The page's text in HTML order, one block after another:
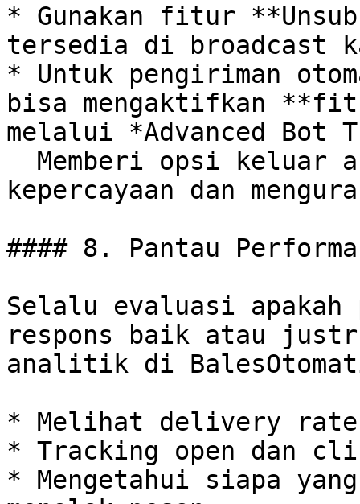
* Gunakan fitur
tersedia di broadcast
* Untuk pengiriman
bisa mengaktifkan
melalui *Advanced Bot
kepercayaan dan
#### 8. Pantau
Selalu evaluasi apakah
respons baik atau
analitik di
* Melihat delivery rate
* Tracking open dan
* Mengetahui siapa